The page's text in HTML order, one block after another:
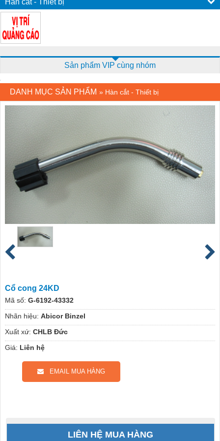
Sản phẩm VIP cùng nhóm
DANH MỤC SẢN PHẨM » Hàn cắt - Thiết bị
Cổ cong 24KD
Mã số: G-6192-43332
Nhãn hiệu: Abicor Binzel
Xuất xứ: CHLB Đức
Giá: Liên hệ
EMAIL MUA HÀNG
LIÊN HỆ MUA HÀNG